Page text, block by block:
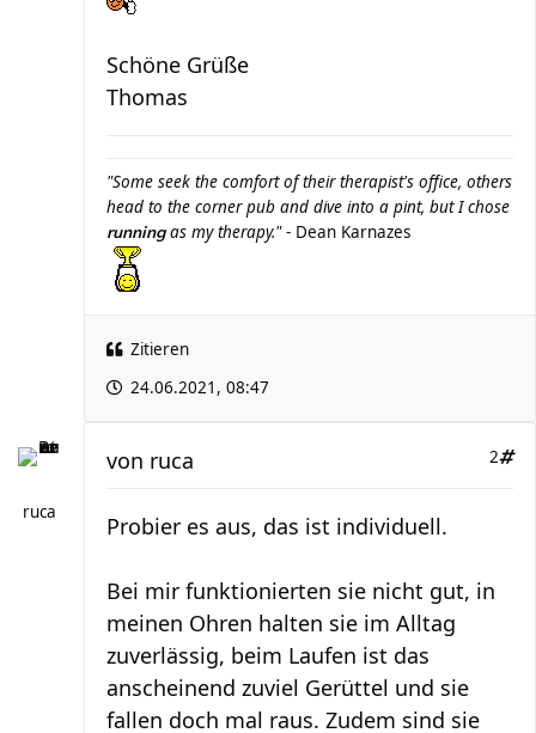
Schöne Grüße
Thomas
"Some seek the comfort of their therapist's office, others
head to the corner pub and dive into a pint, but I chose
runningas my therapy."- Dean Karnazes
Zitieren
24.06.2021, 08:47
ruca
2
von ruca
Probier es aus, das ist individuell.
Bei mir funktionierten sie nicht gut, in
meinen Ohren halten sie im Alltag
zuverlässig, beim Laufen ist das
anscheinend zuviel Gerüttel und sie
fallen doch mal raus. Zudem sind sie